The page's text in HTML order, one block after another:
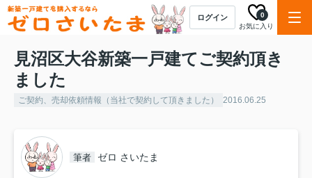
ログイン
お気に入り
0
見沼区大谷新築一戸建てご契約頂き
ました
ご契約、売却依頼情報（当社で契約して頂きました） 2016.06.25
筆者 ゼロ さいたま